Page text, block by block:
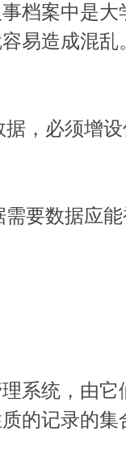
档案中是
易造成混乱
，必须增
要数据应
系统，由
的记录的